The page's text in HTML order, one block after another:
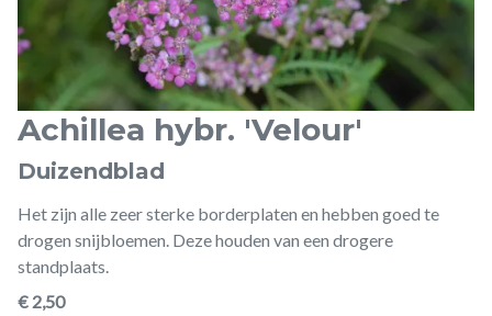
Achillea hybr. 'Velour'
Duizendblad
Het zijn alle zeer sterke borderplaten en hebben goed te
drogen snijbloemen. Deze houden van een drogere
standplaats.
€ 2,50